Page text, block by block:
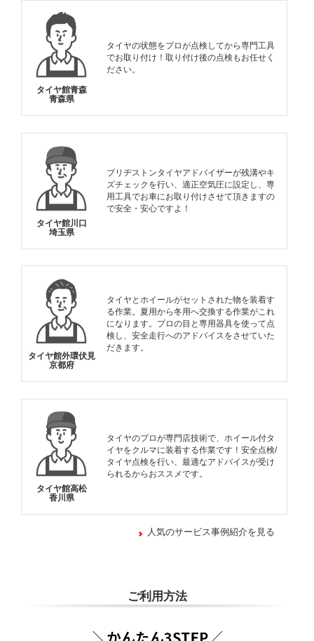
タイヤ館青森
青森県
タイヤの状態をプロが点検してから専門工具
でお取り付け！取り付け後の点検もお任せく
ださい。
タイヤ館川口
埼玉県
ブリヂストンタイヤアドバイザーが残溝やキ
ズチェックを行い、適正空気圧に設定し、専
用工具でお車にお取り付けさせて頂きますの
で安全・安心ですよ！
タイヤ館外環伏見
京都府
タイヤとホイールがセットされた物を装着す
る作業。夏用から冬用へ交換する作業がこれ
になります。プロの目と専用器具を使って点
検し、安全走行へのアドバイスをさせていた
だきます。
タイヤ館高松
香川県
タイヤのプロが専門店技術で、ホイール付タ
イヤをクルマに装着する作業です！安全点検/
タイヤ点検を行い、最適なアドバイスが受け
られるからおススメです。
人気のサービス事例紹介を見る
ご利用方法